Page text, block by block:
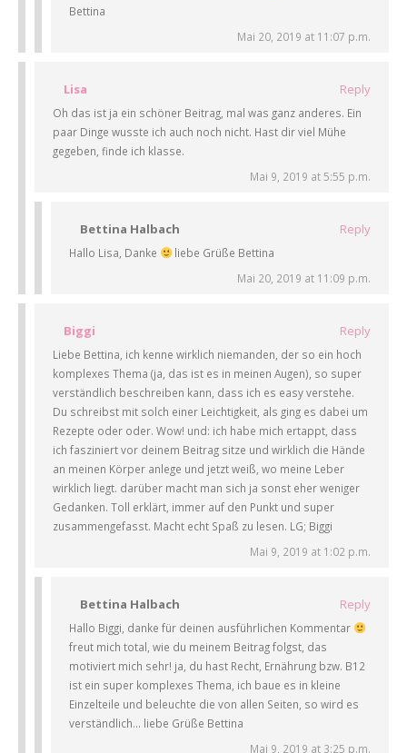
Bettina
Mai 20, 2019 at 11:07 p.m.
Lisa Reply
Oh das ist ja ein schöner Beitrag, mal was ganz anderes. Ein
paar Dinge wusste ich auch noch nicht. Hast dir viel Mühe
gegeben, finde ich klasse.
Mai 9, 2019 at 5:55 p.m.
Bettina Halbach Reply
Hallo Lisa, Danke
liebe Grüße Bettina
Mai 20, 2019 at 11:09 p.m.
Biggi Reply
Liebe Bettina, ich kenne wirklich niemanden, der so ein hoch
komplexes Thema (ja, das ist es in meinen Augen), so super
verständlich beschreiben kann, dass ich es easy verstehe.
Du schreibst mit solch einer Leichtigkeit, als ging es dabei um
Rezepte oder oder. Wow! und: ich habe mich ertappt, dass
ich fasziniert vor deinem Beitrag sitze und wirklich die Hände
an meinen Körper anlege und jetzt weiß, wo meine Leber
wirklich liegt. darüber macht man sich ja sonst eher weniger
Gedanken. Toll erklärt, immer auf den Punkt und super
zusammengefasst. Macht echt Spaß zu lesen. LG; Biggi
Mai 9, 2019 at 1:02 p.m.
Bettina Halbach Reply
Hallo Biggi, danke für deinen ausführlichen Kommentar
freut mich total, wie du meinem Beitrag folgst, das
motiviert mich sehr! ja, du hast Recht, Ernährung bzw. B12
ist ein super komplexes Thema, ich baue es in kleine
Einzelteile und beleuchte die von allen Seiten, so wird es
verständlich… liebe Grüße Bettina
Mai 9, 2019 at 3:25 p.m.